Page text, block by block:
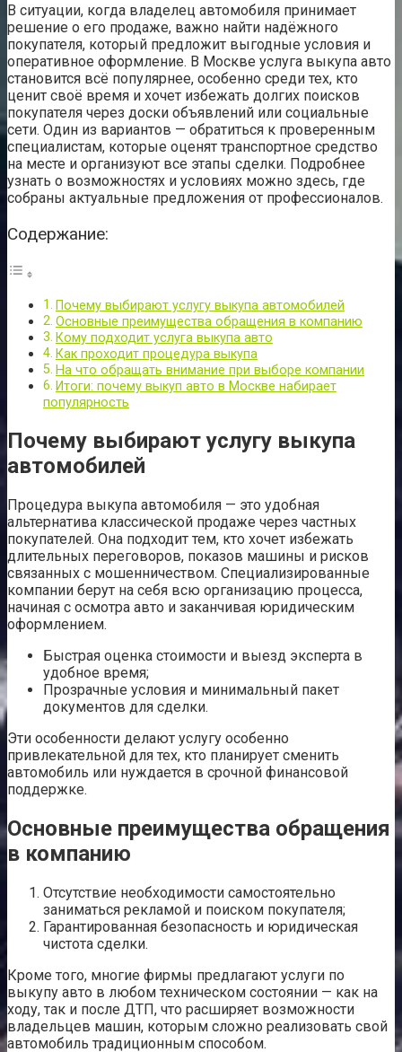
В ситуации, когда владелец автомобиля принимает
решение о его продаже, важно найти надёжного
покупателя, который предложит выгодные условия и
оперативное оформление. В Москве услуга выкупа авто
становится всё популярнее, особенно среди тех, кто
ценит своё время и хочет избежать долгих поисков
покупателя через доски объявлений или социальные
сети. Один из вариантов — обратиться к проверенным
специалистам, которые оценят транспортное средство
на месте и организуют все этапы сделки. Подробнее
узнать о возможностях и условиях можно здесь, где
собраны актуальные предложения от профессионалов.
Содержание:
Почему выбирают услугу выкупа автомобилей
Основные преимущества обращения в компанию
Кому подходит услуга выкупа авто
Как проходит процедура выкупа
На что обращать внимание при выборе компании
Итоги: почему выкуп авто в Москве набирает
популярность
Почему выбирают услугу выкупа
автомобилей
Процедура выкупа автомобиля — это удобная
альтернатива классической продаже через частных
покупателей. Она подходит тем, кто хочет избежать
длительных переговоров, показов машины и рисков
связанных с мошенничеством. Специализированные
компании берут на себя всю организацию процесса,
начиная с осмотра авто и заканчивая юридическим
оформлением.
Быстрая оценка стоимости и выезд эксперта в
удобное время;
Прозрачные условия и минимальный пакет
документов для сделки.
Эти особенности делают услугу особенно
привлекательной для тех, кто планирует сменить
автомобиль или нуждается в срочной финансовой
поддержке.
Основные преимущества обращения
в компанию
Отсутствие необходимости самостоятельно
заниматься рекламой и поиском покупателя;
Гарантированная безопасность и юридическая
чистота сделки.
Кроме того, многие фирмы предлагают услуги по
выкупу авто в любом техническом состоянии — как на
ходу, так и после ДТП, что расширяет возможности
владельцев машин, которым сложно реализовать свой
автомобиль традиционным способом.